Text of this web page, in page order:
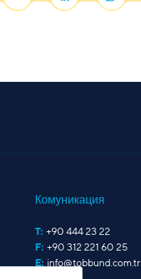
Комуникация
T: +90 444 23 22
F: +90 312 221 60 25
E: info@tobbund.com.tr